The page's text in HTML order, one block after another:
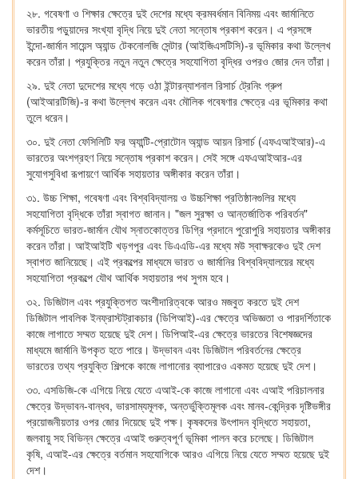
২৮. গবেষণা ও শিক্ষার ক্ষেত্রে দুই দেশের মধ্যে ক্রমবর্ধমান বিনিময় এবং জার্মানিতে
ভারতীয় পড়ুয়াদের সংখ্যা বৃদ্ধি নিয়ে দুই নেতা সন্তোষ প্রকাশ করেন। এ প্রসঙ্গে
ইন্দো-জার্মান সায়েন্স অ্যান্ড টেকনোলজি সেন্টার (আইজিএসটিসি)-র ভূমিকার কথা উল্লেখ
করেন তাঁরা। প্রযুক্তির নতুন নতুন ক্ষেত্রে সহযোগিতা বৃদ্ধির ওপরও জোর দেন তাঁরা।
২৯. দুই নেতা দুদেশের মধ্যে গড়ে ওঠা ইন্টারন্যাশনাল রিসার্চ ট্রেনিং গ্রুপ
(আইআরটিজি)-র কথা উল্লেখ করেন এবং মৌলিক গবেষণার ক্ষেত্রে এর ভূমিকার কথা
তুলে ধরেন।
৩০. দুই নেতা ফেসিলিটি ফর অ্যান্টি-প্রোটোন অ্যান্ড আয়ন রিসার্চ (এফএআইআর)-এ
ভারতের অংশগ্রহণ নিয়ে সন্তোষ প্রকাশ করেন। সেই সঙ্গে এফএআইআর-এর
সুযোগসুবিধা রূপায়ণে আর্থিক সহায়তার অঙ্গীকার করেন তাঁরা।
৩১. উচ্চ শিক্ষা, গবেষণা এবং বিশ্ববিদ্যালয় ও উচ্চশিক্ষা প্রতিষ্ঠানগুলির মধ্যে
সহযোগিতা বৃদ্ধিকে তাঁরা স্বাগত জানান। "জল সুরক্ষা ও আন্তর্জাতিক পরিবর্তন"
কর্মসূচিতে ভারত-জার্মান যৌথ স্নাতকোত্তর ডিগ্রি প্রদানে পুরোপুরি সহায়তার অঙ্গীকার
করেন তাঁরা। আইআইটি খড়গপুর এবং ডিএএডি-এর মধ্যে মউ স্বাক্ষরকেও দুই দেশ
স্বাগত জানিয়েছে। এই প্রকল্পের মাধ্যমে ভারত ও জার্মানির বিশ্ববিদ্যালয়ের মধ্যে
সহযোগিতা প্রকল্পে যৌথ আর্থিক সহায়তার পথ সুগম হবে।
৩২. ডিজিটাল এবং প্রযুক্তিগত অংশীদারিত্বকে আরও মজবুত করতে দুই দেশ
ডিজিটাল পাবলিক ইনফ্রাস্টট্রাকচার (ডিপিআই)-এর ক্ষেত্রে অভিজ্ঞতা ও পারদর্শিতাকে
কাজে লাগাতে সম্মত হয়েছে দুই দেশ। ডিপিআই-এর ক্ষেত্রে ভারতের বিশেষজ্ঞদের
মাধ্যমে জার্মানি উপকৃত হতে পারে। উদ্ভাবন এবং ডিজিটাল পরিবর্তনের ক্ষেত্রে
ভারতের তথ্য প্রযুক্তি শিল্পকে কাজে লাগানোর ব্যাপারেও একমত হয়েছে দুই দেশ।
৩৩. এসডিজি-কে এগিয়ে নিয়ে যেতে এআই-কে কাজে লাগানো এবং এআই পরিচালনার
ক্ষেত্রে উদ্ভাবন-বান্ধব, ভারসাম্যমূলক, অন্তর্ভুক্তিমূলক এবং মানব-কেন্দ্রিক দৃষ্টিভঙ্গীর
প্রয়োজনীয়তার ওপর জোর দিয়েছে দুই পক্ষ। কৃষকদের উৎপাদন বৃদ্ধিতে সহায়তা,
জলবায়ু সহ বিভিন্ন ক্ষেত্রে এআই গুরুত্বপূর্ণ ভূমিকা পালন করে চলেছে। ডিজিটাল
কৃষি, এআই-এর ক্ষেত্রে বর্তমান সহযোগিকে আরও এগিয়ে নিয়ে যেতে সম্মত হয়েছে দুই
দেশ।